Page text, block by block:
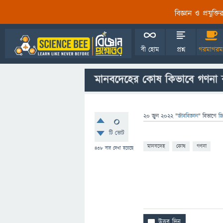
বিজ্ঞান ও
বী হোম প্রশ্ন
মানবদেহের কোষ কিভাবে
0
টি ভোট
438 বার দেখা হয়েছে
20 জুন 2022 "জীববিজ্ঞান" বিভাগে
মানবদেহ কোষ গণনা